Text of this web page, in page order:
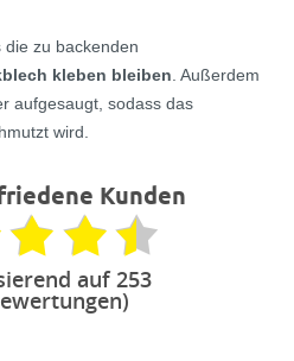
die zu backenden
kleben bleiben . Außerdem
aufgesaugt, sodass das
wird.
Kunden
auf 253